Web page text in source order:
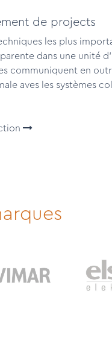
de projects
les plus
dans une unité
communiquent en
aves les systèmes